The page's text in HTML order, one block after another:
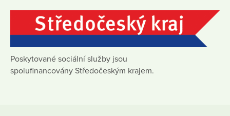
Poskytované sociální služby jsou
spolufinancovány Středočeským krajem.